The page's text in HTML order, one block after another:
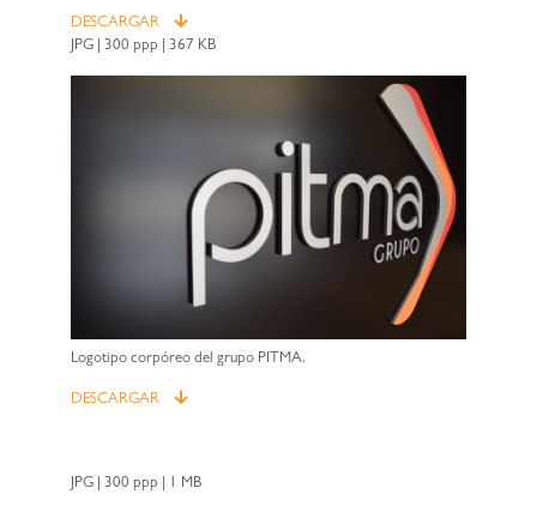
DESCARGAR
JPG | 300 ppp | 367 KB
Logotipo corpóreo del grupo PITMA.
DESCARGAR
JPG | 300 ppp | 1 MB